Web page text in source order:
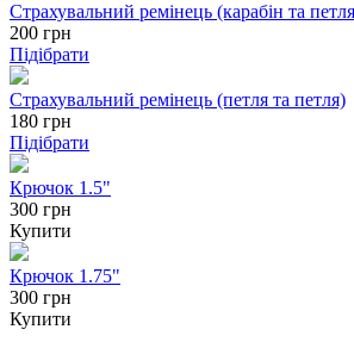
Страхувальний ремінець (карабін та
200 грн
Підібрати
Страхувальний ремінець (петля та петля)
180 грн
Підібрати
Крючок 1.5"
300 грн
Купити
Крючок 1.75"
300 грн
Купити